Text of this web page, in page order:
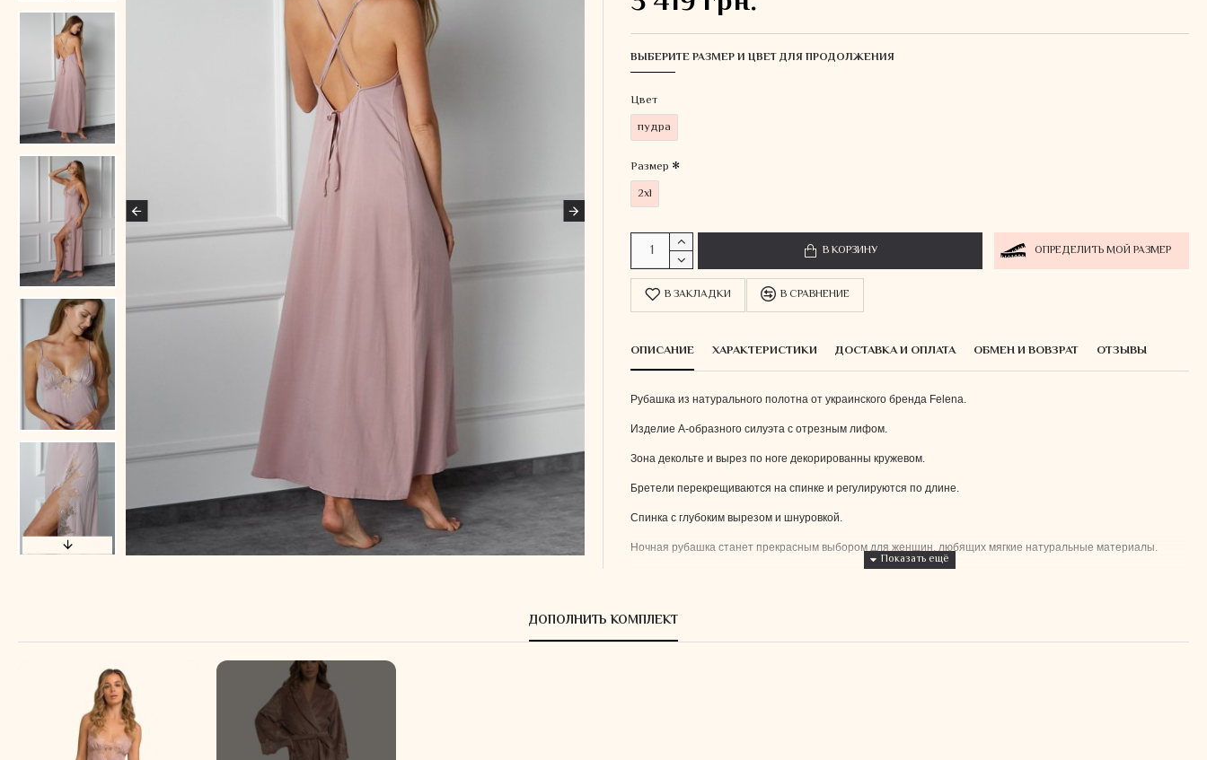
ВЫБЕРИТЕ РАЗМЕР И ЦВЕТ ДЛЯ ПРОДОЛЖЕНИЯ
Цвет
пудра
Размер
2xl
В КОРЗИНУ ОПРЕДЕЛИТЬ МОЙ РАЗМЕР
В ЗАКЛАДКИ В СРАВНЕНИЕ
ОПИСАНИЕ ХАРАКТЕРИСТИКИ ДОСТАВКА И ОПЛАТА ОБМЕН И ВОВЗРАТ ОТЗЫВЫ
Рубашка из натурального полотна от украинского бренда Felena.
Изделие А-образного силуэта с отрезным лифом.
Зона декольте и вырез по ноге декорированны кружевом.
Бретели перекрещиваются на спинке и регулируются по длине.
Спинка с глубоким вырезом и шнуровкой.
Ночная рубашка станет прекрасным выбором для женщин, любящих мягкие натуральные материалы.
66% вискоза
ДОПОЛНИТЬ КОМПЛЕКТ